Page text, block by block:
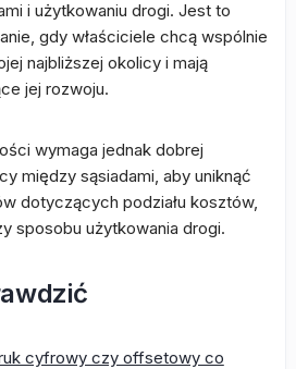
i użytkowaniu drogi. Jest to
gdy właściciele chcą wspólnie
najbliższej okolicy i mają
jej rozwoju.
wymaga jednak dobrej
między sąsiadami, aby uniknąć
dotyczących podziału kosztów,
sposobu użytkowania drogi.
cyfrowy czy offsetowy co